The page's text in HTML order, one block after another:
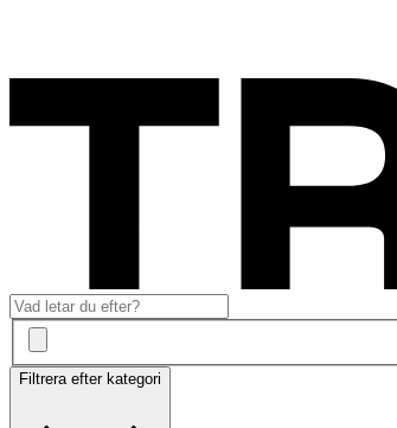
Filtrera efter kategori